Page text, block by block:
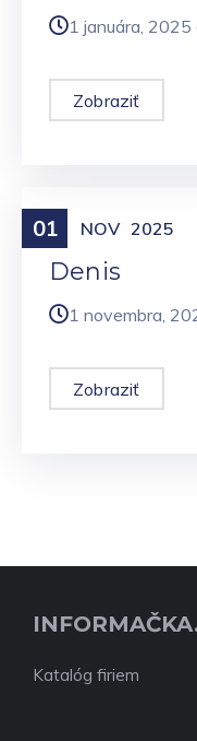
1 januára, 2025
Zobraziť
01 NOV 2025
Meniny
Denis
1 novembra,
Zobraziť
Katalóg firiem